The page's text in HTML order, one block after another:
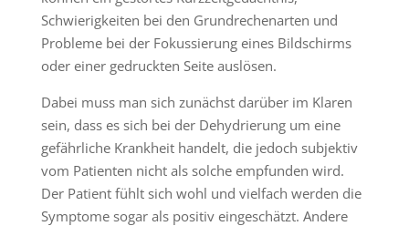
Schwierigkeiten bei den Grundrechenarten und
Probleme bei der Fokussierung eines Bildschirms
oder einer gedruckten Seite auslösen.
Dabei muss man sich zunächst darüber im Klaren
sein, dass es sich bei der Dehydrierung um eine
gefährliche Krankheit handelt, die jedoch subjektiv
vom Patienten nicht als solche empfunden wird.
Der Patient fühlt sich wohl und vielfach werden die
Symptome sogar als positiv eingeschätzt. Andere